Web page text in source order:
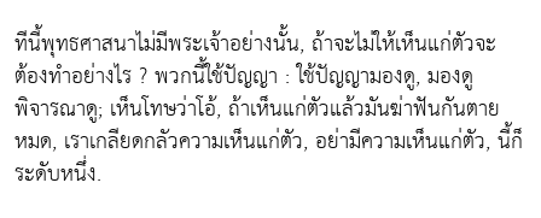
ทีนี้พุทธศาสนาไม่มีพระเจ้าอย่างนั้น, ถ้าจะไม่ให้เห็นแก่ตัวจะ
ต้องทำอย่างไร ? พวกนี้ใช้ปัญญา : ใช้ปัญญามองดู, มองดู
พิจารณาดู; เห็นโทษว่าโอ้, ถ้าเห็นแก่ตัวแล้วมันฆ่าฟันกันตาย
หมด, เราเกลียดกลัวความเห็นแก่ตัว, อย่ามีความเห็นแก่ตัว, นี้ก็
ระดับหนึ่ง.